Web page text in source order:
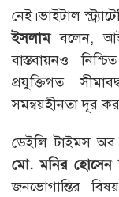
নেই।ভাইটাল
ইসলামবলেন,
বাস্তবায়নও
প্রযুক্তিগত
সমন্বয়হীনতা দূর
ডেইলি টাইমস অব
মো. মনির হোসেন
জনভোগান্তির